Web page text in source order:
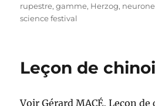
le
rupestre,gamme, Herzog,
science festival
Leçon de
Voir Gérard MACÉ, Leçon